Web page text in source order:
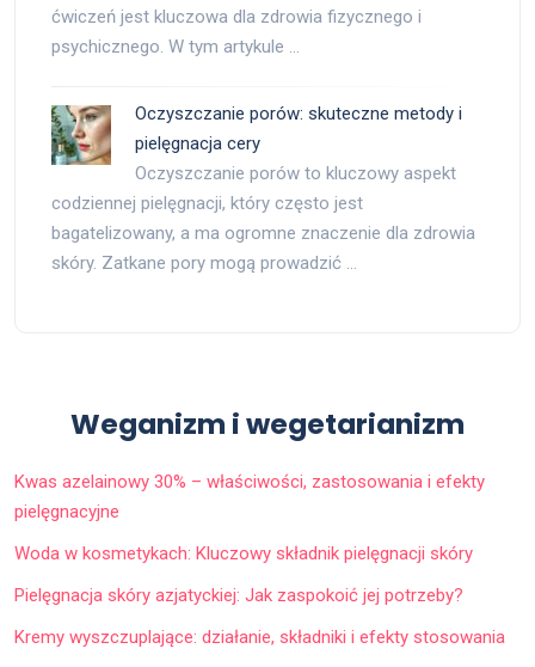
ćwiczeń jest kluczowa dla zdrowia fizycznego i
psychicznego. W tym artykule …
Oczyszczanie porów: skuteczne metody i
pielęgnacja cery
Oczyszczanie porów to kluczowy aspekt
codziennej pielęgnacji, który często jest
bagatelizowany, a ma ogromne znaczenie dla zdrowia
skóry. Zatkane pory mogą prowadzić …
Weganizm i wegetarianizm
Kwas azelainowy 30% – właściwości, zastosowania i efekty
pielęgnacyjne
Woda w kosmetykach: Kluczowy składnik pielęgnacji skóry
Pielęgnacja skóry azjatyckiej: Jak zaspokoić jej potrzeby?
Kremy wyszczuplające: działanie, składniki i efekty stosowania